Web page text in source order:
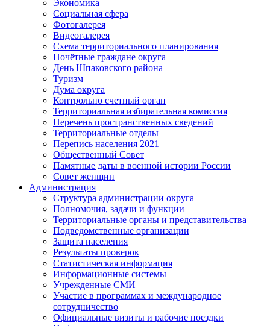
Экономика
Социальная сфера
Фотогалерея
Видеогалерея
Схема территориального планирования
Почётные граждане округа
День Шпаковского района
Туризм
Дума округа
Контрольно счетный орган
Территориальная избирательная комиссия
Перечень пространственных сведений
Территориальные отделы
Перепись населения 2021
Общественный Совет
Памятные даты в военной истории России
Совет женщин
Администрация
Структура администрации округа
Полномочия, задачи и функции
Территориальные органы и представительства
Подведомственные организации
Защита населения
Результаты проверок
Статистическая информация
Информационные системы
Учрежденные СМИ
Участие в программах и международное
сотрудничество
Официальные визиты и рабочие поездки